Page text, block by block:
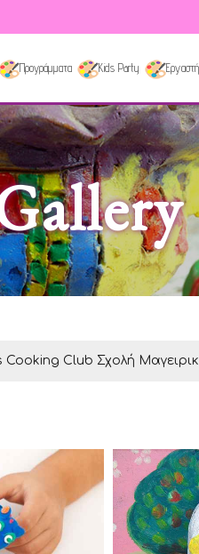
Προγράμματα Kids Party
Cooking Club Σχολή